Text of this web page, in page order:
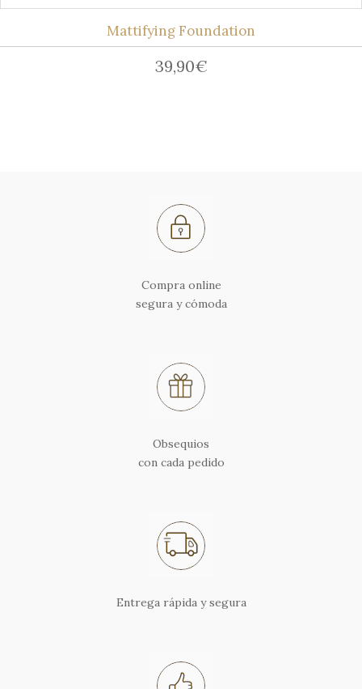
Mattifying Foundation
39,90€
Compra online
segura y cómoda
Obsequios
con cada pedido
Entrega rápida y segura